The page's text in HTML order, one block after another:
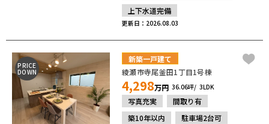
上下水道完備
更新日：2026.08.03
PRICE
DOWN
新築一戸建て
綾瀬市寺尾釜田1丁目1号棟
4,298万円 36.06坪 3LDK
写真充実
間取り有
築10年以内
駐車場2台可